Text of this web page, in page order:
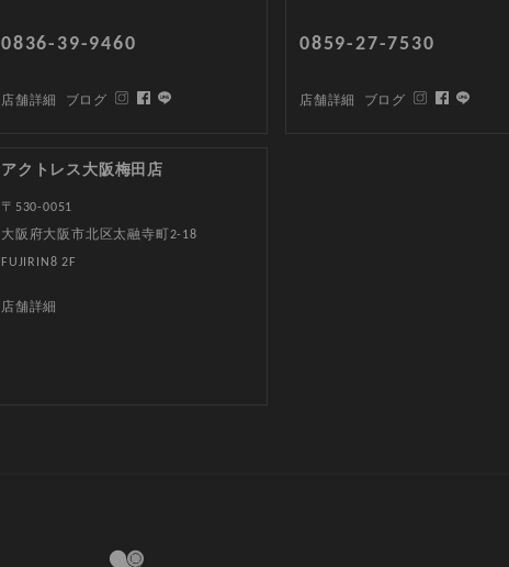
0836-39-9460
店舗詳細 ブログ
0859-27-7530
店舗詳細 ブログ
アクトレス大阪梅田店
〒530-0051
大阪府大阪市北区太融寺町2-18
FUJIRIN8 2F
店舗詳細